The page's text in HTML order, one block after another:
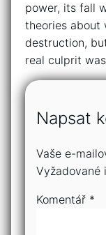
power, its fall
theories about
destruction,
real culprit
Napsat
Vaše e-
Vyžadované
Komentář *